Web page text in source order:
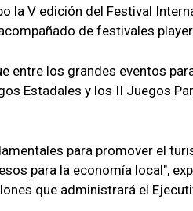
la V edición del Festival
de festivales
entre los grandes eventos
Estadales y los II Juegos
para promover el
para la economía local",
que administrará el